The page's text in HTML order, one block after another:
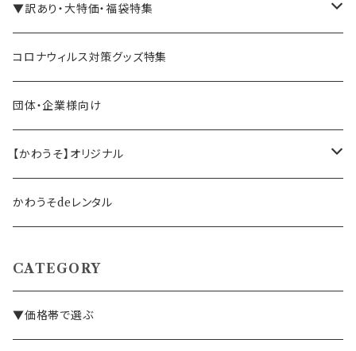
手帳・ノート
ペン立て・収納ケース・トレイ
バッグ・かばん
テレワーク・在宅ワーク向け
司会・セミナー講師向け
営業マン向け
事務職の方向け
▼訳あり・大特価・福袋特集
アウトレット商品
福袋・まとめ買い
コロナウィルス対策グッズ特集
団体・企業様向け
【かわうそ】オリジナル
デザイナー
かわうそdeレンタル
CATEGORY
▼価格帯で選ぶ